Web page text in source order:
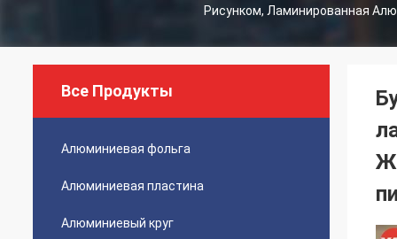
Рисунком, Ламинированная
Все Продукты
Алюминиевая фольга
Алюминиевая пластина
Алюминиевый круг